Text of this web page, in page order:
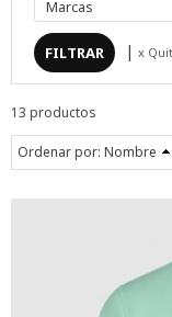
Marcas
| x
13 productos
Ordenar por: Nombre